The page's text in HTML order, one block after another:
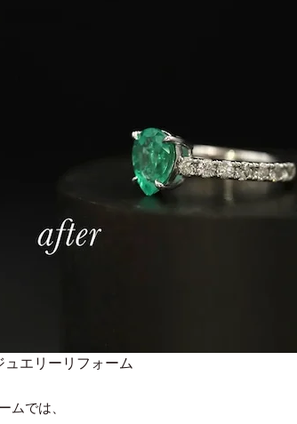
エリーリフォーム
ムでは、